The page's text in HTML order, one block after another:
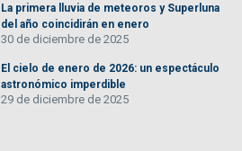
La primera lluvia de meteoros y Superluna
del año coincidirán en enero
30 de diciembre de 2025
El cielo de enero de 2026: un espectáculo
astronómico imperdible
29 de diciembre de 2025